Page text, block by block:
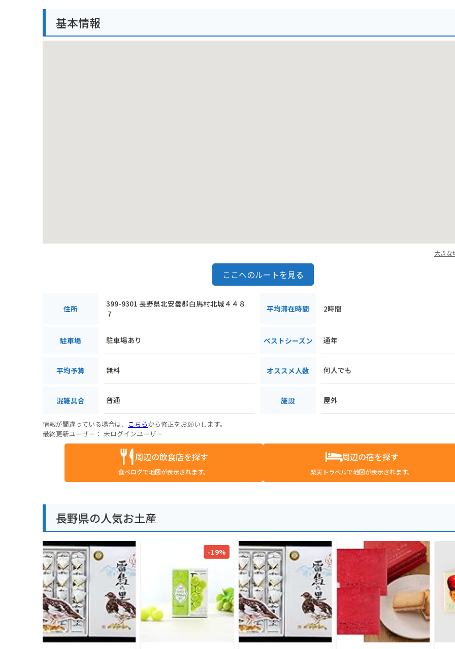
しみたい方にも人気のスポット。夏には、周辺で高山植物も観察でき、自然の息吹を感じられます。
基本情報
大きな
ここへのルートを見る
住所
399-9301 長野県北安曇郡白馬村北城４４８
７
平均滞在時間 2時間
駐車場 駐車場あり ベストシーズン 通年
平均予算 無料 オススメ人数 何人でも
混雑具合 普通 施設 屋外
情報が間違っている場合は、 こちらから修正をお願いします。
最終更新ユーザー： 未ログインユーザー
周辺の飲食店を探す
食べログで地図が表示されます。
周辺の宿を探す
楽天トラベルで地図が表示されます。
長野県の人気お土産
-19%